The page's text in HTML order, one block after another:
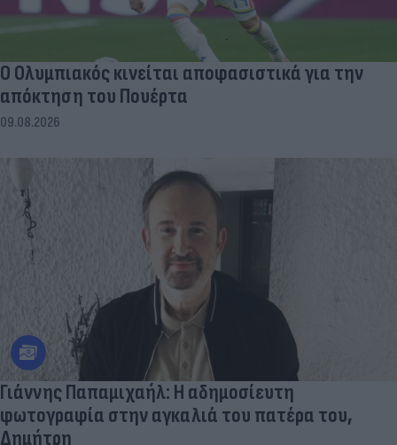
Ο Ολυμπιακός κινείται αποφασιστικά για την
απόκτηση του Πουέρτα
09.08.2026
Γιάννης Παπαμιχαήλ: Η αδημοσίευτη
φωτογραφία στην αγκαλιά του πατέρα του,
Δημήτρη